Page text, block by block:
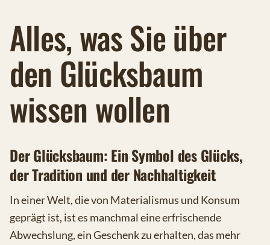
Alles, was Sie über
den Glücksbaum
wissen wollen
Der Glücksbaum: Ein Symbol des Glücks,
der Tradition und der Nachhaltigkeit
In einer Welt, die von Materialismus und Konsum
geprägt ist, ist es manchmal eine erfrischende
Abwechslung, ein Geschenk zu erhalten, das mehr